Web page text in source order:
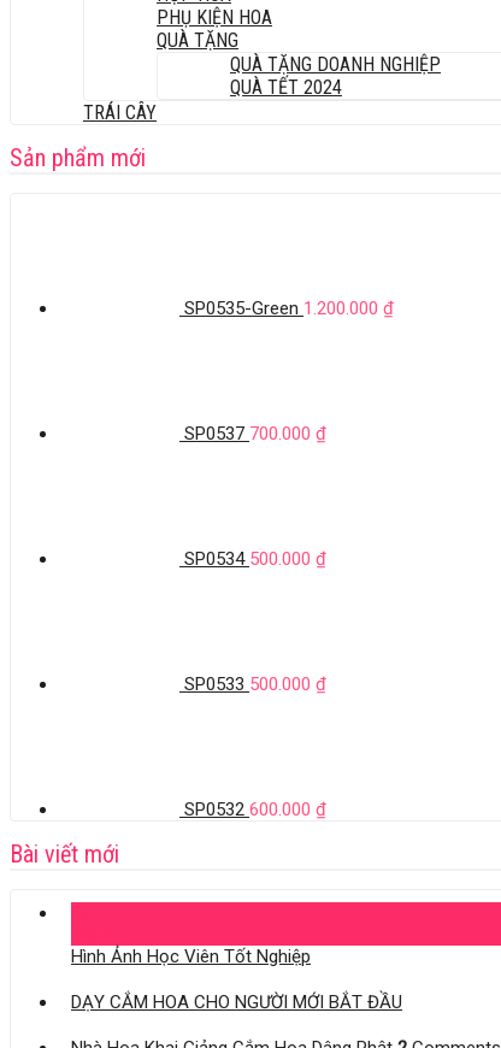
PHỤ KIỆN HOA
QUÀ TẶNG
QUÀ TẶNG DOANH NGHIỆP
QUÀ TẾT 2024
TRÁI CÂY
Sản phẩm mới
SP0535-Green 1.200.000 ₫
SP0537 700.000 ₫
SP0534 500.000 ₫
SP0533 500.000 ₫
SP0532 600.000 ₫
Bài viết mới
Hình Ảnh Học Viên Tốt Nghiệp
DẠY CẮM HOA CHO NGƯỜI MỚI BẮT ĐẦU